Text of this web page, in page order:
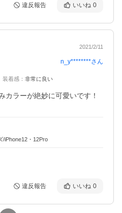
違反報告 いいね 0
2021/2/11
n_y********さん
装着感 ： 非常に良い
カラーが絶妙に可愛いです！
/iPhone12・12Pro
違反報告 いいね 0